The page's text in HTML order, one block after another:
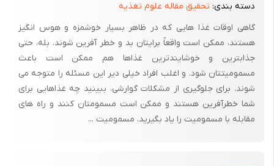
دسته بندی: تحقیق مقاله علوم تغذیه
گاهی اوقات غذا هایی که در ظاهر بسیار خوشمزه و هوس انگیز
هستند، ممکن است واقعاً برایتان بد و خطر آفرین شوند. بله، حتی
جذابترین و خوشایندترین غذاها هم ممکن است باعث
مسمومیتتان شود. و اغلب افراد خیلی دیر این مسئله را متوجه می
شوند. برای جلوگیری از مشکلات گوارشی، ببینید چه غذاهایی برای
شما خطرآفرین هستند و ممکن است مسمومتان کنند و راه های
مقابله با مسمومیت را یاد بگیرید. مسمومیت ...